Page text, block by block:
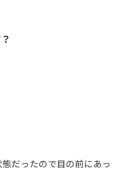
だったので目の前にあっ